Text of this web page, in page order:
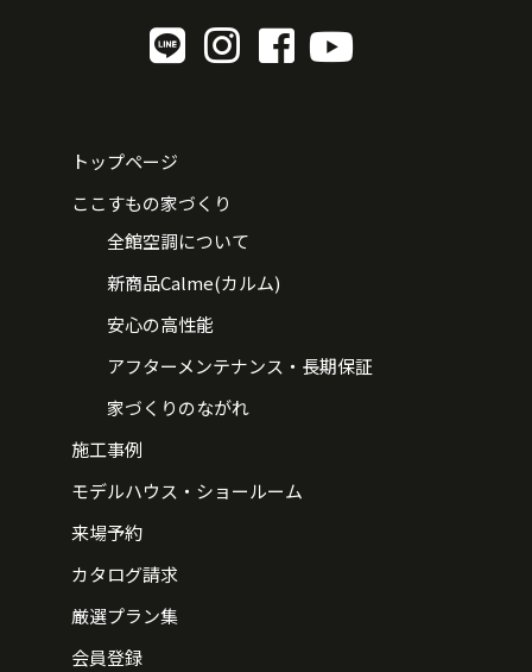
トップページ
ここすもの家づくり
全館空調について
新商品Calme(カルム)
安心の高性能
アフターメンテナンス・長期保証
家づくりのながれ
施工事例
モデルハウス・ショールーム
来場予約
カタログ請求
厳選プラン集
会員登録